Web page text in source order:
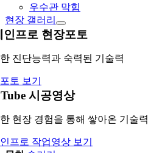
우수관 막힘
현장 갤러리
인프로 현장포토
진단능력과 숙력된 기술력
토 보기
시공영상
현장 경험을 통해 쌓아온 기술력
프로 작업영상 보기